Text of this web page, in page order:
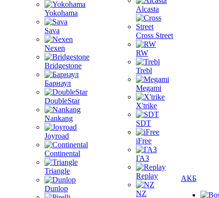
Yokohama
Sava
Nexen
Bridgestone
Барнаул
DoubleStar
Nankang
Joyroad
Continental
Triangle
Dunlop
Alcasta
Cross Street
RW
Trebl
Megami
X'trike
SDT
iFree
ГАЗ
Replay
NZ
АКБ